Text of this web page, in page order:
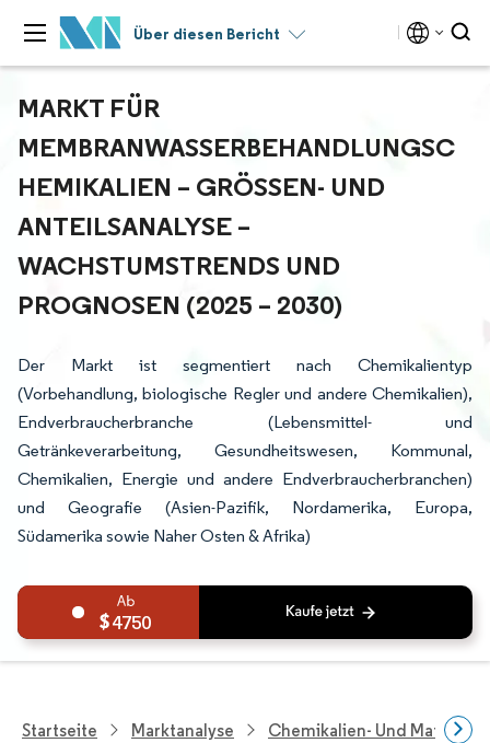
Über diesen Bericht
MARKT FÜR
MEMBRANWASSERBEHANDLUNGSC
HEMIKALIEN – GRÖSSEN- UND A
NTEILSANALYSE – W
ACHSTUMSTRENDS UND P
ROGNOSEN (2025 – 2030)
Der Markt ist segmentiert nach Chemikalientyp
(Vorbehandlung, biologische Regler und andere Chemikalien),
Endverbraucherbranche (Lebensmittel- und
Getränkeverarbeitung, Gesundheitswesen, Kommunal,
Chemikalien, Energie und andere Endverbraucherbranchen)
und Geografie (Asien-Pazifik, Nordamerika, Europa,
Südamerika sowie Naher Osten & Afrika)
4750
Startseite Marktanalyse Chemikalien- Und